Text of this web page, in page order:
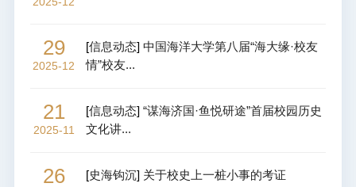
29
2025-12
[信息动态] 中国海洋大学第八届“海大缘·校友
情”校友...
21
2025-11
[信息动态] “谋海济国·鱼悦研途”首届校园历史
文化讲...
26 [史海钩沉] 关于校史上一桩小事的考证